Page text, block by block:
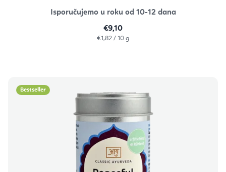
Isporučujemo u roku od 10-12 dana
€9,10
Izračunaj
€1,82 / 10 g
Bestseller